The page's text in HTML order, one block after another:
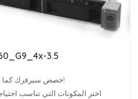
3.5
خصص سيرفرك كما تشاء، ودع الباقي علينا!
اختر المكونات التي تناسب